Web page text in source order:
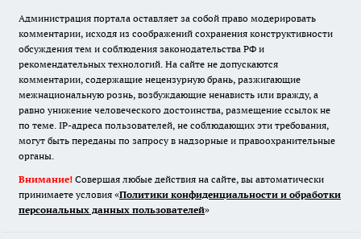
Администрация портала оставляет за собой право модерировать
комментарии, исходя из соображений сохранения конструктивности
обсуждения тем и соблюдения законодательства РФ и
рекомендательных технологий. На сайте не допускаются
комментарии, содержащие нецензурную брань, разжигающие
межнациональную рознь, возбуждающие ненависть или вражду, а
равно унижение человеческого достоинства, размещение ссылок не
по теме. IP-адреса пользователей, не соблюдающих эти требования,
могут быть переданы по запросу в надзорные и правоохранительные
органы.
Внимание! Совершая любые действия на сайте, вы автоматически
принимаете условия «Политики конфиденциальности и обработки
персональных данных пользователей»